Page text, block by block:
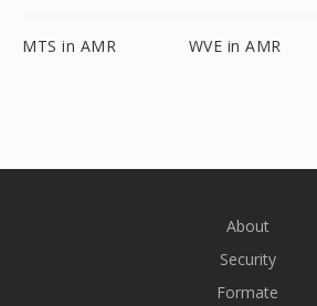
MTS in AMR WVE in AMR
About
Security
Formate